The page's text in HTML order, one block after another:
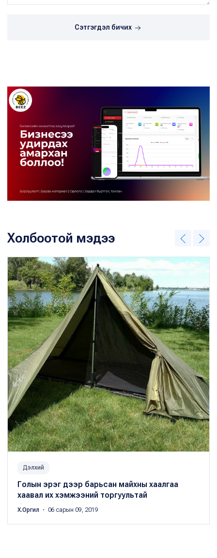
Сэтгэгдэл бичих
Холбоотой мэдээ
Дэлхий
Голын эрэг дээр барьсан майхны хаалгаа
хаавал их хэмжээний торгуультай
Х.Оргил ・ 06 сарын 09, 2019